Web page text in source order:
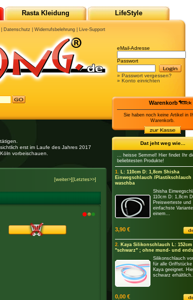
erst im Laufe des Jahres 2017
vorbeischauen.
[Letztes>>]
[weiter>]
Warenkorb
Sie haben noch keine Artikel in
Warenkorb.
Dat jeht weg wie...
... heisse Semmel! Hier findet Ihr
beliebtesten Produkte!
1. L: 110cm D: 1,8cm Shisha
Einwegschlauch /Plastikschlauch
waschba
Shisha
110cm D: 1,8cm
Preiswerteste und
einfachste
einem...
3,90 €
2. Kaya Silikonschlauch L: 152cm
"schwarz" ; ohne mund- und
Silikonschlauch
für alle Griffstücke
Kaya geeignet.
schwarz
0,00 €
Rasta Kleidung LifeStyle
eMail-Adresse
Passwort
» Passwort vergessen?
» Konto einrichten
Datenschutz Widerrufsbelehrung| Live-Support